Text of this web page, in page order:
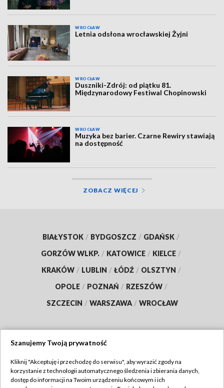
WROCŁAW
Letnia odsłona wrocławskiej Żyjni
WROCŁAW
Duszniki-Zdrój: od piątku 81.
Międzynarodowy Festiwal Chopinowski
WROCŁAW
Muzyka bez barier. Czarne Rewiry stawiają
na dostępność
ZOBACZ WIĘCEJ
BIAŁYSTOK / BYDGOSZCZ / GDAŃSK /
GORZÓW WLKP. / KATOWICE / KIELCE /
KRAKÓW / LUBLIN / ŁÓDŹ / OLSZTYN /
OPOLE / POZNAŃ / RZESZÓW /
SZCZECIN / WARSZAWA / WROCŁAW
TVP
Szanujemy Twoją prywatność
Kliknij "Akceptuję i przechodzę do serwisu", aby wyrazić zgody na
korzystanie z technologii automatycznego śledzenia i zbierania danych,
dostęp do informacji na Twoim urządzeniu końcowym i ich